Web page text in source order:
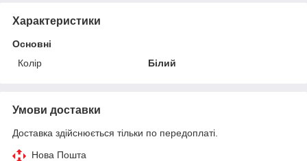
Характеристики
Основні
Колір
Білий
Умови доставки
Доставка здійснюється тільки по передоплаті.
Нова Пошта